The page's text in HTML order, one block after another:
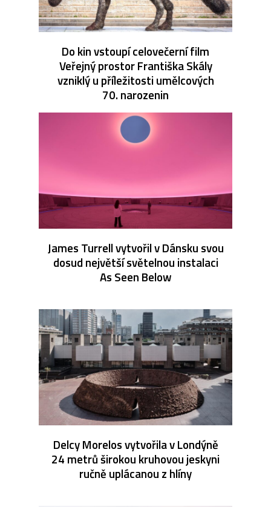
Do kin vstoupí celovečerní film
Veřejný prostor Františka Skály
vzniklý u příležitosti umělcových
70. narozenin
James Turrell vytvořil v Dánsku svou
dosud největší světelnou instalaci
As Seen Below
Delcy Morelos vytvořila v Londýně
24 metrů širokou kruhovou jeskyni
ručně uplácanou z hlíny